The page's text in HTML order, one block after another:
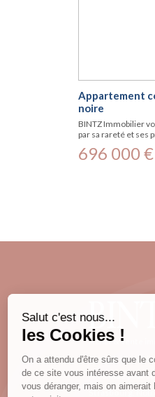
Appartement
noire
BINTZ Immobilier
par sa rareté et ses
696 000 €
Achat & vente
Agence
reconnue pour
Strasbourg.